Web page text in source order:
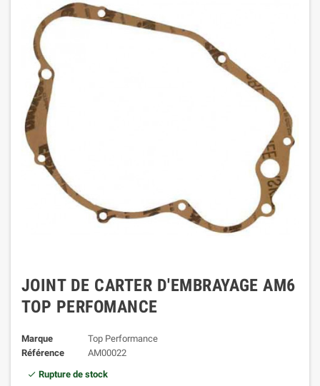
JOINT DE CARTER D'EMBRAYAGE AM6
TOP PERFOMANCE
Marque
Top Performance
Référence
AM00022
Rupture de stock